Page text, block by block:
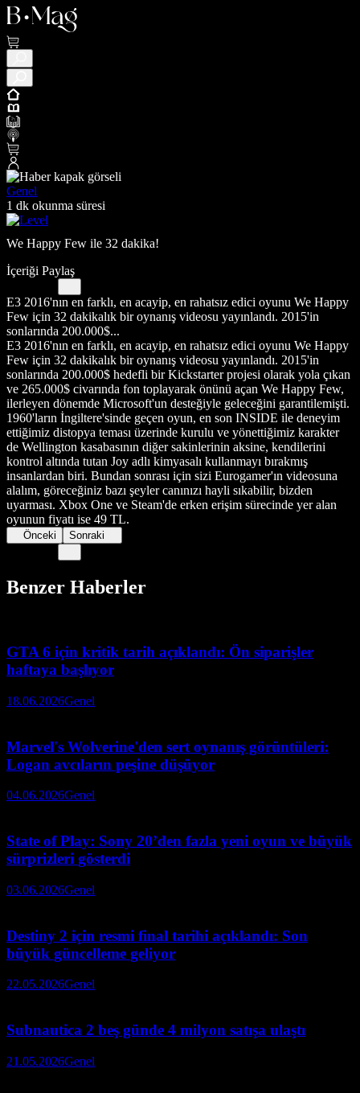
Genel
1 dk okunma süresi
We Happy Few ile 32 dakika!
İçeriği Paylaş
E3 2016'nın en farklı, en acayip, en rahatsız edici oyunu We Happy
Few için 32 dakikalık bir oynanış videosu yayınlandı. 2015'in
sonlarında 200.000$...
E3 2016'nın en farklı, en acayip, en rahatsız edici oyunu We Happy
Few için 32 dakikalık bir oynanış videosu yayınlandı. 2015'in
sonlarında 200.000$ hedefli bir Kickstarter projesi olarak yola çıkan
ve 265.000$ civarında fon toplayarak önünü açan We Happy Few,
ilerleyen dönemde Microsoft'un desteğiyle geleceğini garantilemişti.
1960'ların İngiltere'sinde geçen oyun, en son INSIDE ile deneyim
ettiğimiz distopya teması üzerinde kurulu ve yönettiğimiz karakter
de Wellington kasabasının diğer sakinlerinin aksine, kendilerini
kontrol altında tutan Joy adlı kimyasalı kullanmayı bırakmış
insanlardan biri. Bundan sonrası için sizi Eurogamer'ın videosuna
alalım, göreceğiniz bazı şeyler canınızı hayli sıkabilir, bizden
uyarması. Xbox One ve Steam'de erken erişim sürecinde yer alan
oyunun fiyatı ise 49 TL.
Önceki Sonraki
Benzer Haberler
GTA 6 için kritik tarih açıklandı: Ön siparişler
haftaya başlıyor
18.06.2026Genel
Marvel's Wolverine'den sert oynanış görüntüleri:
Logan avcıların peşine düşüyor
04.06.2026Genel
State of Play: Sony 20’den fazla yeni oyun ve büyük
sürprizleri gösterdi
03.06.2026Genel
Destiny 2 için resmi final tarihi açıklandı: Son
büyük güncelleme geliyor
22.05.2026Genel
Subnautica 2 beş günde 4 milyon satışa ulaştı
21.05.2026Genel